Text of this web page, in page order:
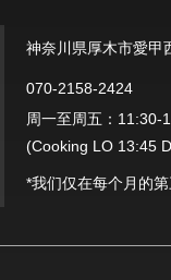
神奈川県厚木市愛甲
070-2158-2424
周一至周五：11:30-
(Cooking LO 13:45
*我们仅在每个月的第